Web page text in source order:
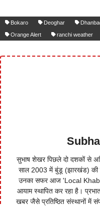
Bokaro Deoghar
Orange Alert
ranchi weather
सुभाष शेखर पिछले दो दशकों से
साल 2003 में बुंडू (झारखंड)
उनका सफर आज 'Local
आयाम स्थापित कर रहा है।
खबर जैसे प्रतिष्ठित संस्थानों में